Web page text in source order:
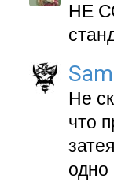
НЕ
Не
что
одно